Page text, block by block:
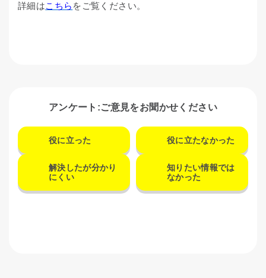
詳細はこちら をご覧ください。
アンケート:ご意見をお聞かせください
役に立った 役に立たなかった
解決したが分かり
にくい
知りたい情報では
なかった